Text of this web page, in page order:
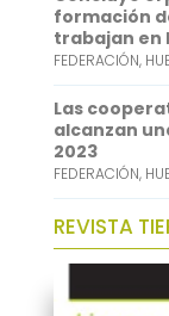
formación
trabajan en
FEDERACIÓN,
Las
alcanzan
2023
FEDERACIÓN,
REVISTA